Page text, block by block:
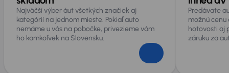
Najväčší výber áut všetkých značiek aj
kategórií na jednom mieste. Pokiaľ auto
nemáme u vás na pobočke, privezieme vám
ho kamkoľvek na Slovensku.
Predávate
možnú
hotovosti aj
záruku za